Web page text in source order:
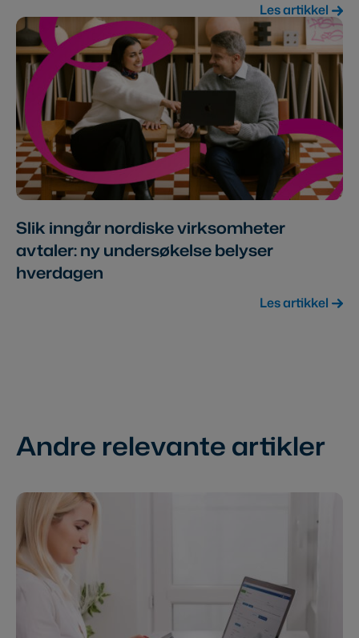
Les artikkel
Slik inngår nordiske virksomheter
avtaler: ny undersøkelse belyser
hverdagen
Les artikkel
Andre relevante artikler